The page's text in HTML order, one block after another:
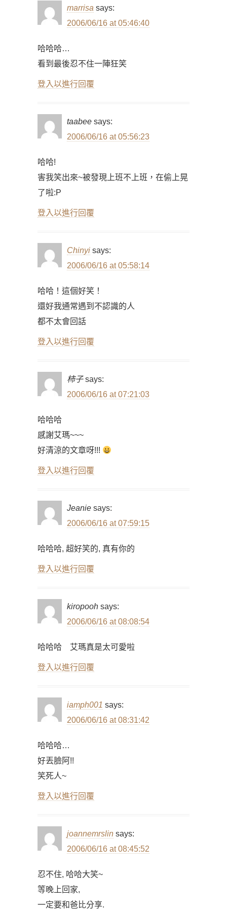
marrisa says:
2006/06/16 at 05:46:40
哈哈哈…
看到最後忍不住一陣狂笑
登入以進行回覆
taabee says:
2006/06/16 at 05:56:23
哈哈!
害我笑出來~被發現上班不上班，在偷上晃
了啦:P
登入以進行回覆
Chinyi says:
2006/06/16 at 05:58:14
哈哈！這個好笑！
還好我通常遇到不認識的人
都不太會回話
登入以進行回覆
柿子 says:
2006/06/16 at 07:21:03
哈哈哈
感謝艾瑪~~~
好清涼的文章呀!!!
登入以進行回覆
Jeanie says:
2006/06/16 at 07:59:15
哈哈哈, 超好笑的, 真有你的
登入以進行回覆
kiropooh says:
2006/06/16 at 08:08:54
哈哈哈 艾瑪真是太可愛啦
登入以進行回覆
iamph001 says:
2006/06/16 at 08:31:42
哈哈哈…
好丟臉阿!!
笑死人~
登入以進行回覆
joannemrslin says:
2006/06/16 at 08:45:52
忍不住, 哈哈大笑~
等晚上回家,
一定要和爸比分享.